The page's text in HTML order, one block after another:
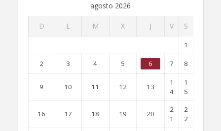
agosto 2026
D L M X J V S
1
2 3 4 5 6 7 8
9 10 11 12 13
1
4
1
5
16 17 18 19 20
2
1
2
2